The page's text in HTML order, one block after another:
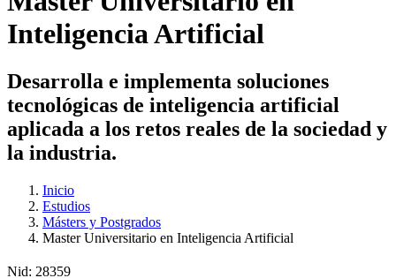
Inteligencia Artificial
Desarrolla e implementa soluciones
tecnológicas de inteligencia artificial
aplicada a los retos reales de la sociedad y
la industria.
Inicio
Estudios
Másters y Postgrados
Master Universitario en Inteligencia Artificial
Nid: 28359